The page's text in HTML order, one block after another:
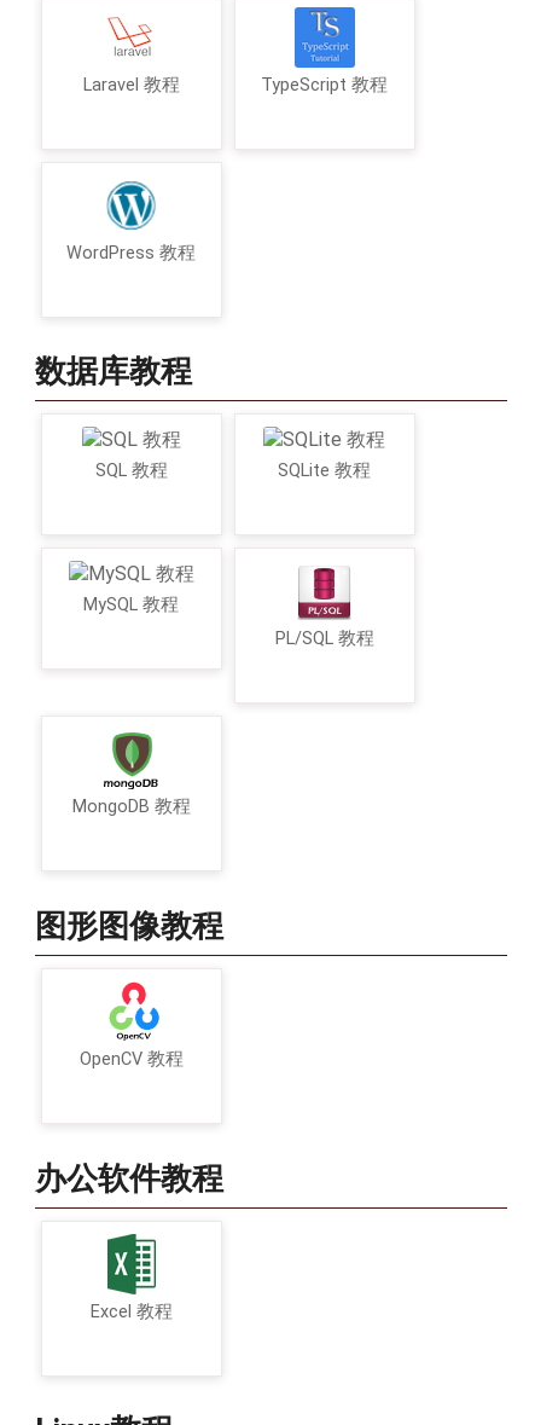
Laravel 教程 TypeScript 教程
WordPress 教程
数据库教程
SQL 教程 SQLite 教程
MySQL 教程
PL/SQL 教程
MongoDB 教程
图形图像教程
OpenCV 教程
办公软件教程
Excel 教程